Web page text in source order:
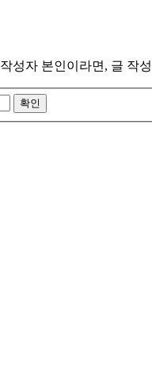
작성자 본인이라면, 글 작